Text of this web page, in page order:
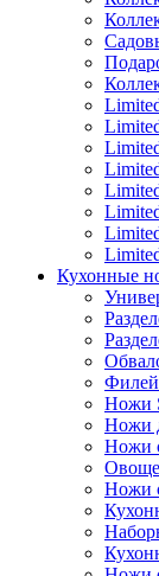
Кухонные
Ножи
Ножи
Ножи
Ножи